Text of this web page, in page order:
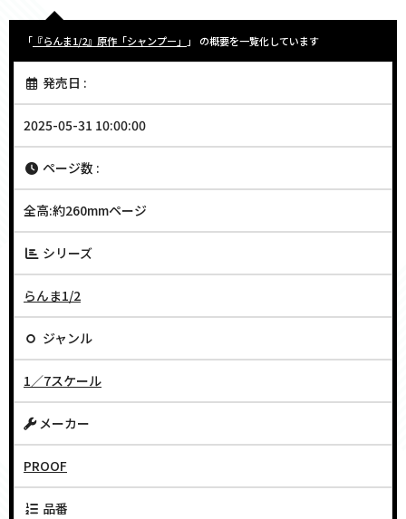
「 『らんま1/2』原作「シャンプー」 」 の概要を一覧化しています
発売日 :
2025-05-31 10:00:00
ページ数 :
全高:約260mmページ
シリーズ
らんま1/2
ジャンル
1／7スケール
メーカー
PROOF
品番